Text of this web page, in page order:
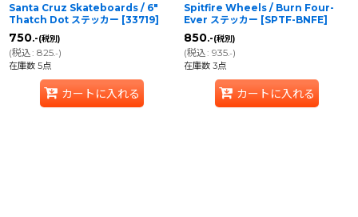
Santa Cruz Skateboards / 6"
Thatch Dot ステッカー [33719]
750.-(税別)
(税込: 825.-)
在庫数 5点
カートに入れる
Spitfire Wheels / Burn Four-
Ever ステッカー [SPTF-BNFE]
850.-(税別)
(税込: 935.-)
在庫数 3点
カートに入れる